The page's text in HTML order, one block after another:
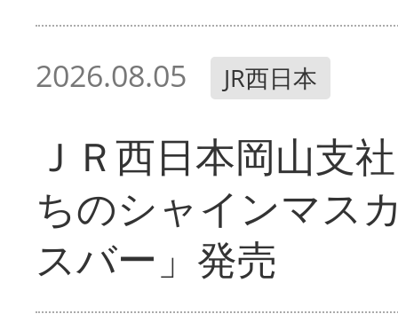
2026.08.05 JR西日本
ＪＲ西日本岡山支
ちのシャインマス
スバー」発売